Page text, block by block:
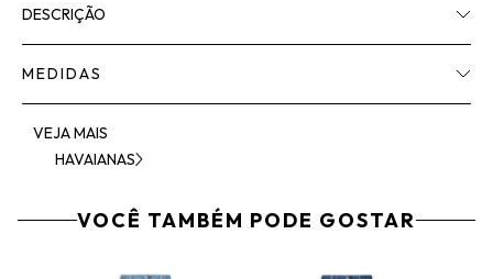
DESCRIÇÃO
MEDIDAS
VEJA MAIS
HAVAIANAS
VOCÊ TAMBÉM PODE GOSTAR